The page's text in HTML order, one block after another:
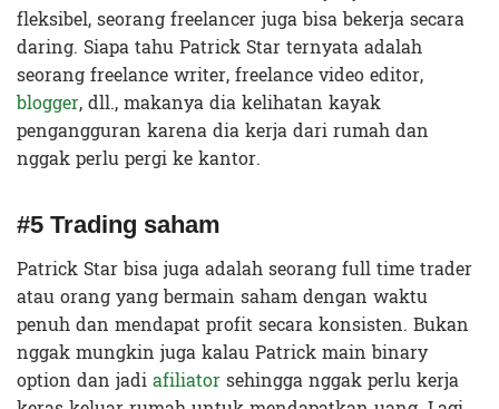
fleksibel, seorang freelancer juga bisa bekerja secara
daring. Siapa tahu Patrick Star ternyata adalah
seorang freelance writer, freelance video editor,
blogger, dll., makanya dia kelihatan kayak
pengangguran karena dia kerja dari rumah dan
nggak perlu pergi ke kantor.
#5 Trading saham
Patrick Star bisa juga adalah seorang full time trader
atau orang yang bermain saham dengan waktu
penuh dan mendapat profit secara konsisten. Bukan
nggak mungkin juga kalau Patrick main binary
option dan jadiafiliatorsehingga nggak perlu kerja